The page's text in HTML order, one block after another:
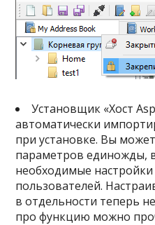
Установщик «Хост
автоматически
при установке. Вы
параметров единожды,
необходимые
пользователей.
в отдельности теперь
про функцию можно